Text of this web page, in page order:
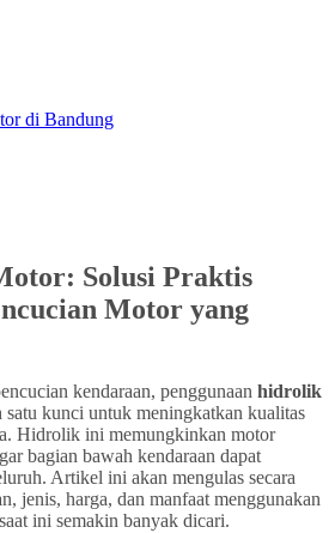
Solusi Praktis
Motor yang
kendaraan, penggunaan hidrolik
satu kunci untuk meningkatkan kualitas
Hidrolik ini memungkinkan motor
bagian bawah kendaraan dapat
Artikel ini akan mengulas secara
jenis, harga, dan manfaat menggunakan
ini semakin banyak dicari.